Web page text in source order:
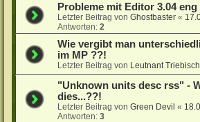
Probleme mit Editor 3.04 eng
Letzter Beitrag vonGhostbaster «
Antworten:2
Wie vergibt man
im MP ??!
Letzter Beitrag von Leutnant Triebisch
"Unknown units desc rss" -
dies...??!
Letzter Beitrag vonGreen Devil «
Antworten:3